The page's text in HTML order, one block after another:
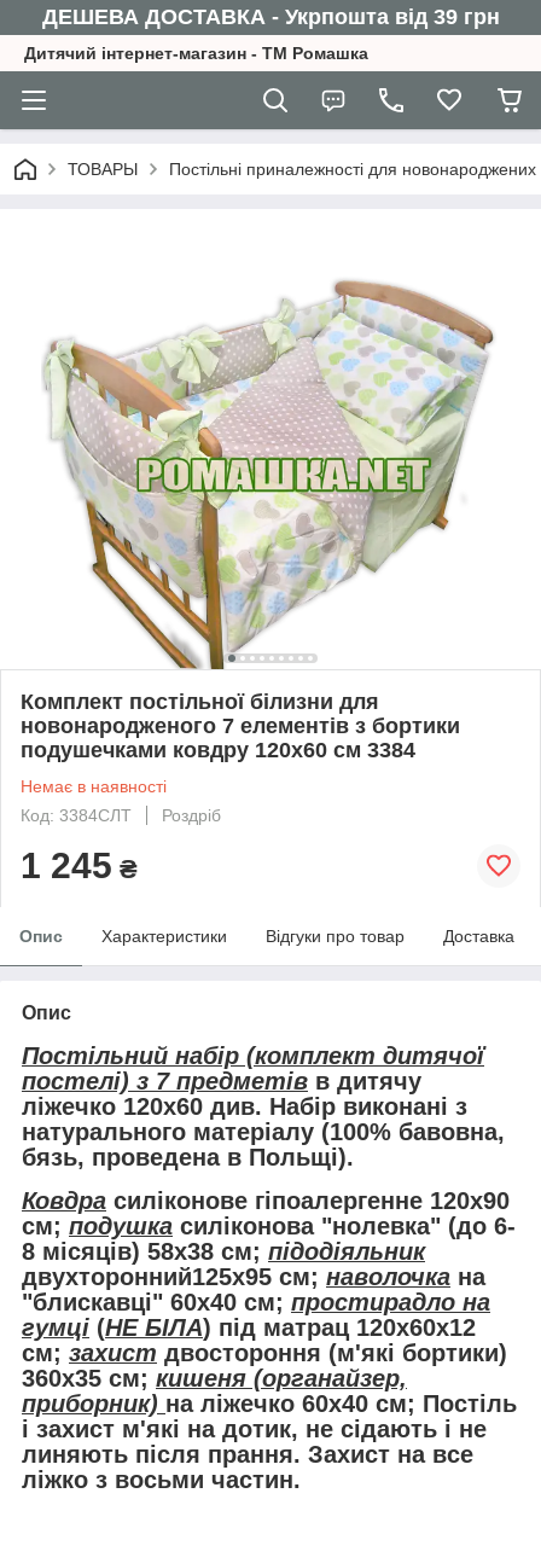
ДЕШЕВА ДОСТАВКА - Укрпошта від 39 грн
Дитячий інтернет-магазин - ТМ Ромашка
ТОВАРЫ Постільні приналежності для новонароджених
Комплект постільної білизни для
новонародженого 7 елементів з бортики
подушечками ковдру 120х60 см 3384
Немає в наявності
Код: 3384СЛТ
Роздріб
1 245 ₴
Опис Характеристики Відгуки про товар Доставка
Опис
Постільний набір (комплект дитячої
постелі) з 7 предметів в дитячу
ліжечко 120х60 див. Набір виконані з
натурального матеріалу (100% бавовна,
бязь, проведена в Польщі).
Ковдра силіконове гіпоалергенне 120х90
см; подушка силіконова "нолевка" (до 6-
8 місяців) 58х38 см; підодіяльник
двухторонний125х95 см; наволочка на
"блискавці" 60х40 см; простирадло на
гумці (НЕ БІЛА) під матрац 120х60х12
см; захист двостороння (м'які бортики)
360х35 см; кишеня (органайзер,
приборник) на ліжечко 60х40 см; Постіль
і захист м'які на дотик, не сідають і не
линяють після прання. Захист на все
ліжко з восьми частин.